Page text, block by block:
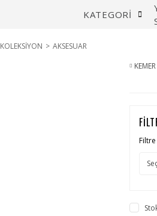
KATEGORİ
KOLEKSİYON
AKSESUAR
KEMER